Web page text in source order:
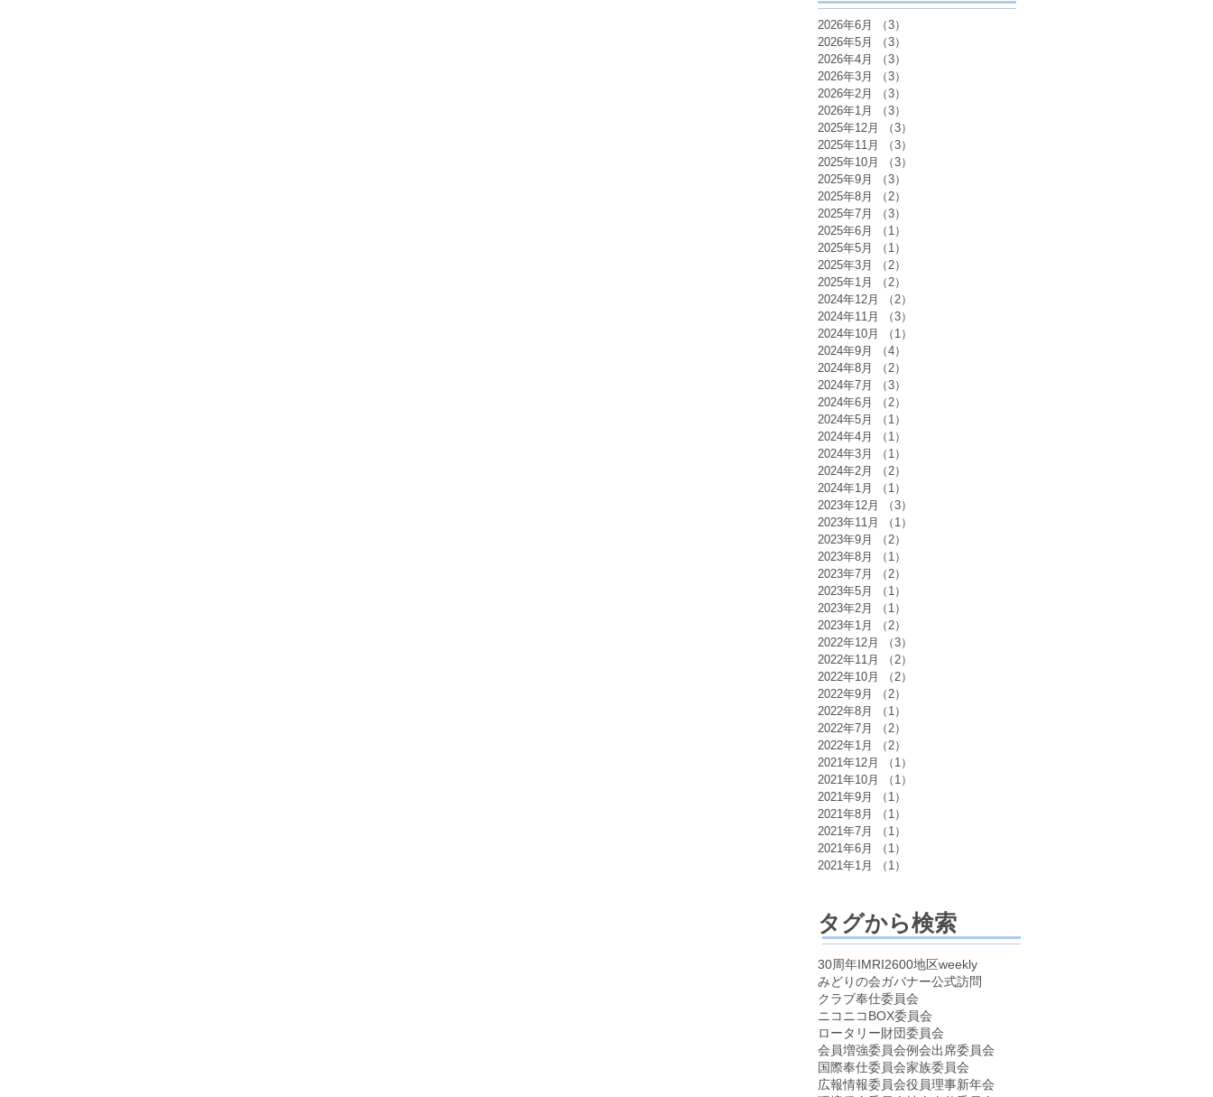
2026年6月 （3）
2026年5月
（3）
2026年4月
（3）
2026年3月
（3）
2026年2月
（3）
2026年1月
（3）
2025年12月
（3）
2025年11月
（3）
2025年10月
（3）
2025年9月
（3）
2025年8月
（2）
2025年7月
（3）
2025年6月
（1）
2025年5月
（1）
2025年3月
（2）
2025年1月
（2）
2024年12月
（2）
2024年11月
（3）
2024年10月
（1）
2024年9月
（4）
2024年8月
（2）
2024年7月
（3）
2024年6月
（2）
2024年5月
（1）
2024年4月
（1）
2024年3月
（1）
2024年2月
（2）
2024年1月
（1）
2023年12月
（3）
2023年11月
（1）
2023年9月
（2）
2023年8月
（1）
2023年7月
（2）
2023年5月
（1）
2023年2月
（1）
2023年1月
（2）
2022年12月
（3）
2022年11月
（2）
2022年10月
（2）
2022年9月
（2）
2022年8月
（1）
2022年7月
（2）
2022年1月
（2）
2021年12月
（1）
2021年10月
（1）
2021年9月
（1）
2021年8月
（1）
2021年7月
（1）
2021年6月
（1）
2021年1月
（1）
タグから検索
30周年IMRI2600地区weekly
みどりの会ガバナー公式訪問
クラブ奉仕委員会
ニコニコBOX委員会
ロータリー財団委員会
会員増強委員会例会出席委員会
国際奉仕委員会家族委員会
広報情報委員会役員理事新年会